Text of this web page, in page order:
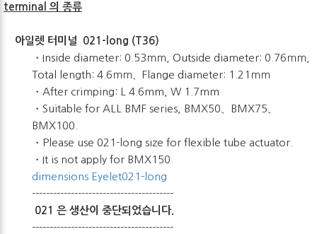
terminal 의 종류
아일렛 터미널 021-long (T36)
・Inside diameter: 0.53ｍｍ, Outside diameter: 0.76ｍｍ,
Total length: 4.6ｍｍ、Flange diameter: 1.21ｍｍ
・After crimping: L 4.6mm, W 1.7mm
・Suitable for ALL BMF series, BMX50、BMX75、
BMX100.
・Please use 021-long size for flexible tube actuator.
・It is not apply for BMX150.
dimensions Eyelet021-long
----------------------------------------
021 은 생산이 중단되었습니다.
----------------------------------------